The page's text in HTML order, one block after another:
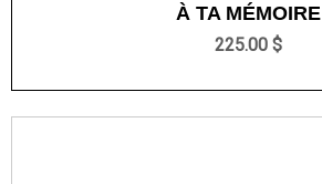
À TA MÉMOIRE
225.00 $